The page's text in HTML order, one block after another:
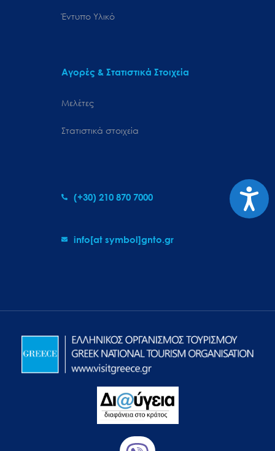
Έντυπο Υλικό
Αγορές & Στατιστικά Στοιχεία
Μελέτες
Στατιστικά στοιχεία
(+30) 210 870 7000
info[at symbol]gnto.gr